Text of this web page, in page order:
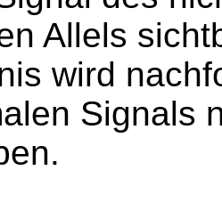
Allels
wird
Signals